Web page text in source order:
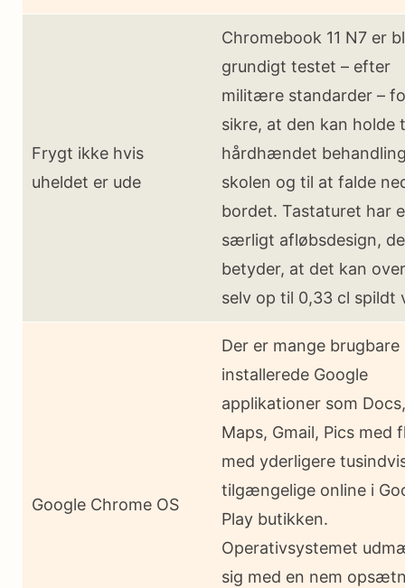
Frygt ikke hvis
uheldet er ude
Chromebook 11 N7 er
grundigt testet – efter
militære standarder –
sikre, at den kan holde
hårdhændet
skolen og til at falde
bordet. Tastaturet har
særligt afløbsdesign,
betyder, at det kan
selv op til 0,33 cl spildt
Google Chrome OS
Der er mange brugbare
installerede Google
applikationer som Docs,
Maps, Gmail, Pics med
med yderligere
tilgængelige online i
Play butikken.
Operativsystemet
sig med en nem